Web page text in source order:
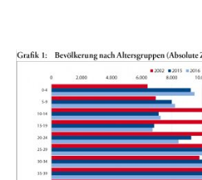
Inhaltskarussell
überspringen